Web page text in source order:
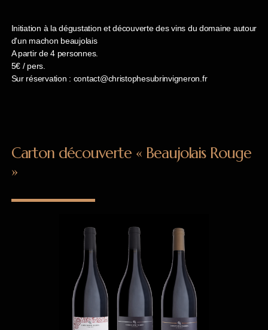
Initiation à la dégustation et découverte des vins du domaine autour
d'un machon beaujolais
A partir de 4 personnes.
5€ / pers.
Sur réservation : contact@christophesubrinvigneron.fr
Carton découverte « Beaujolais Rouge
»